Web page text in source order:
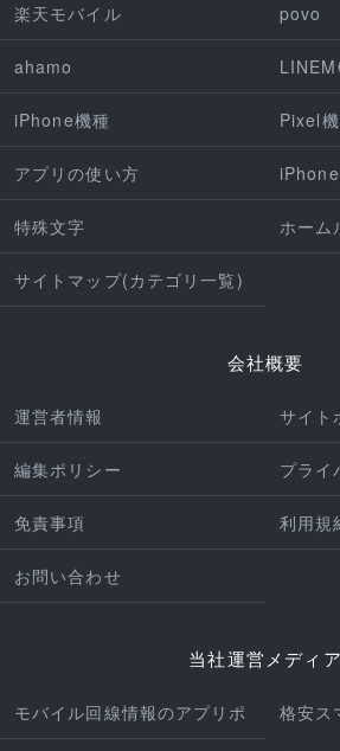
楽天モバイル povo
ahamo
iPhone機種 Pixel
アプリの使い方
特殊文字 ホーム
サイトマップ(カテゴリ一覧)
会社概要
運営者情報 サイト
編集ポリシー プライ
免責事項 利用規
お問い合わせ
当社運営メディア
モバイル回線情報のアプリポ 格安ス